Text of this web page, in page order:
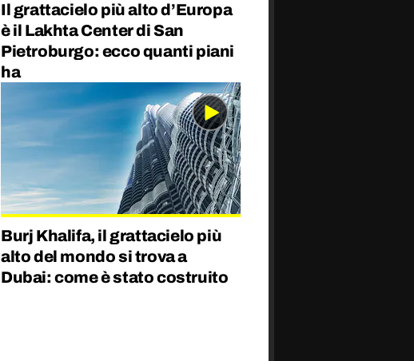
Il grattacielo più alto d’Europa
è il Lakhta Center di San
Pietroburgo: ecco quanti piani
ha
Burj Khalifa, il grattacielo più
alto del mondo si trova a
Dubai: come è stato costruito